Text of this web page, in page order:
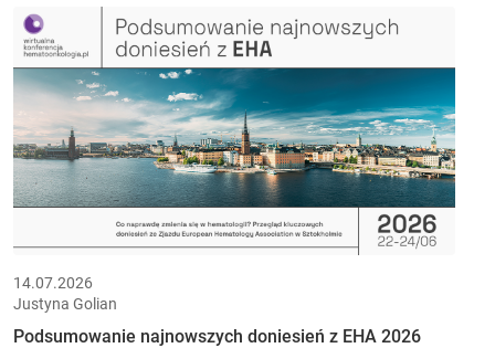
14.07.2026
Justyna Golian
Podsumowanie najnowszych doniesień z EHA 2026